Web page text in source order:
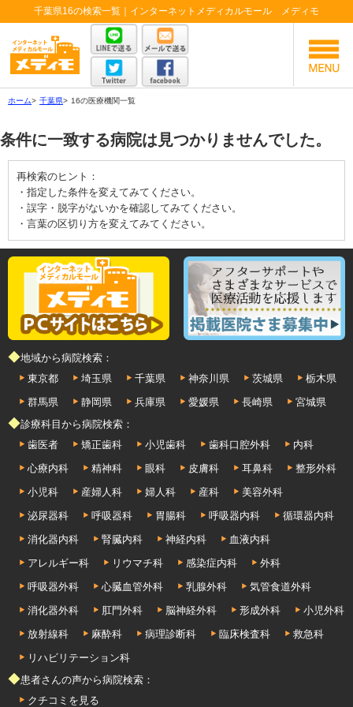
千葉県16の検索一覧｜インターネットメディカルモール メディモ
ホーム> 千葉県> 16の医療機関一覧
条件に一致する病院は見つかりませんでした。
再検索のヒント：
・指定した条件を変えてみてください。
・誤字・脱字がないかを確認してみてください。
・言葉の区切り方を変えてみてください。
◆地域から病院検索：
東京都
埼玉県 千葉県 神奈川県 茨城県
栃木県
群馬県
静岡県 兵庫県 愛媛県 長崎県
宮城県
◆診療科目から病院検索：
歯医者
矯正歯科 小児歯科 歯科口腔外科
内科
心療内科
精神科 眼科 皮膚科 耳鼻科
整形外科
小児科
産婦人科 婦人科 産科
美容外科
泌尿器科
呼吸器科 胃腸科 呼吸器内科
循環器内科
消化器内科
腎臓内科 神経内科
血液内科
アレルギー科
リウマチ科 感染症内科
外科
呼吸器外科
心臓血管外科 乳腺外科
気管食道外科
消化器外科
肛門外科 脳神経外科 形成外科
小児外科
放射線科
麻酔科 病理診断科 臨床検査科
救急科
リハビリテーション科
◆患者さんの声から病院検索：
クチコミを見る